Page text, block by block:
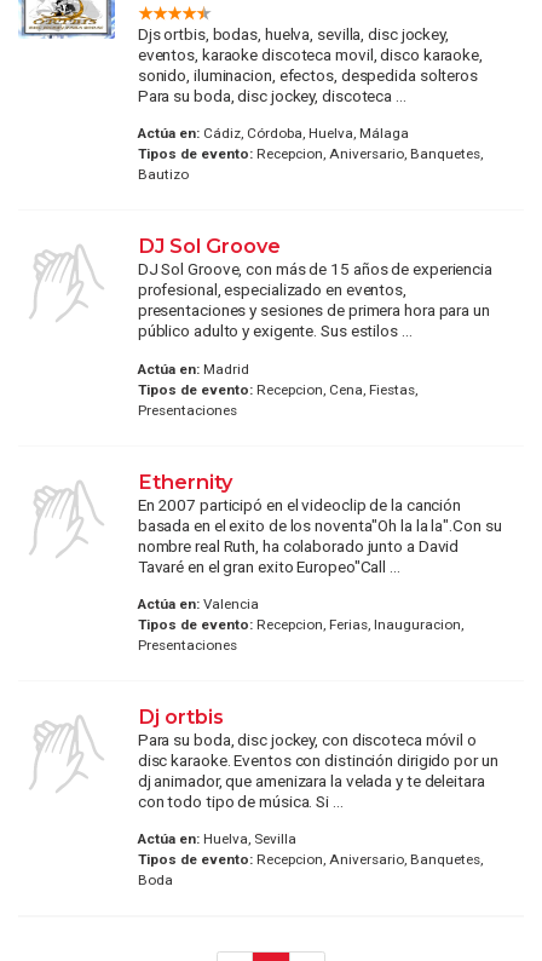
Djs ortbis, bodas, huelva, sevilla, disc jockey,
eventos, karaoke discoteca movil, disco karaoke,
sonido, iluminacion, efectos, despedida solteros
Para su boda, disc jockey, discoteca ...
Actúa en:Cádiz, Córdoba, Huelva, Málaga
Tipos de evento:Recepcion, Aniversario, Banquetes,
Bautizo
DJ Sol Groove
DJ Sol Groove, con más de 15 años de experiencia
profesional, especializado en eventos,
presentaciones y sesiones de primera hora para un
público adulto y exigente. Sus estilos ...
Actúa en:Madrid
Tipos de evento:Recepcion, Cena, Fiestas,
Presentaciones
Ethernity
En 2007 participó en el videoclip de la canción
basada en el exito de los noventa"Oh la la la".Con su
nombre real Ruth, ha colaborado junto a David
Tavaré en el gran exito Europeo"Call ...
Actúa en:Valencia
Tipos de evento:Recepcion, Ferias, Inauguracion,
Presentaciones
Dj ortbis
Para su boda, disc jockey, con discoteca móvil o
disc karaoke. Eventos con distinción dirigido por un
dj animador, que amenizara la velada y te deleitara
con todo tipo de música. Si ...
Actúa en:Huelva, Sevilla
Tipos de evento:Recepcion, Aniversario, Banquetes,
Boda